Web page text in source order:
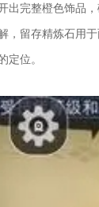
出完整橙色饰品
，留存精炼石用
定位。